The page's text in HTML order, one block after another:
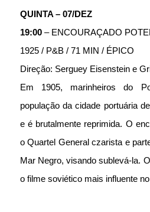
QUINTA – 07/DEZ
19:00 – ENCOURAÇADO
1925 / P&B / 71 MIN / ÉPICO
Direção: Serguey Eisenstein e
Em 1905, marinheiros do
população da cidade portuária
e é brutalmente reprimida. O
o Quartel General czarista e
Mar Negro, visando sublevá-la.
o filme soviético mais influente